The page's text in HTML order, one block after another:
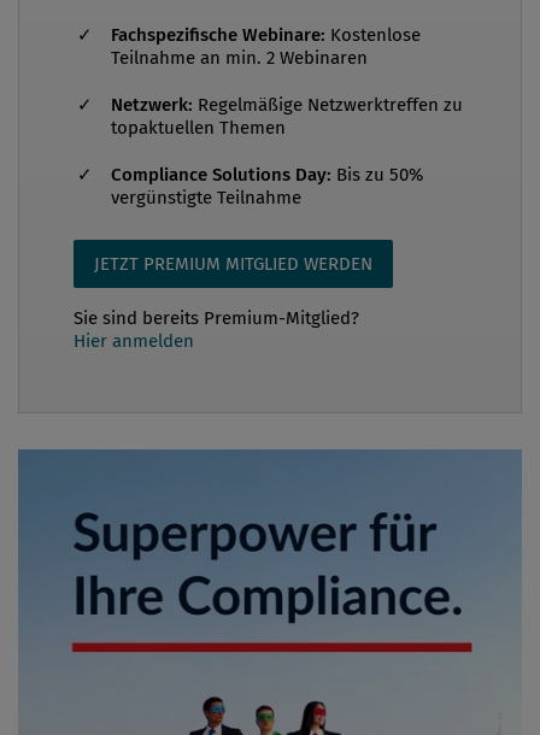
Fachspezifische Webinare: Kostenlose
Teilnahme an min. 2 Webinaren
Netzwerk: Regelmäßige Netzwerktreffen zu
topaktuellen Themen
Compliance Solutions Day: Bis zu 50%
vergünstigte Teilnahme
JETZT PREMIUM MITGLIED WERDEN
Sie sind bereits Premium-Mitglied?
Hier anmelden